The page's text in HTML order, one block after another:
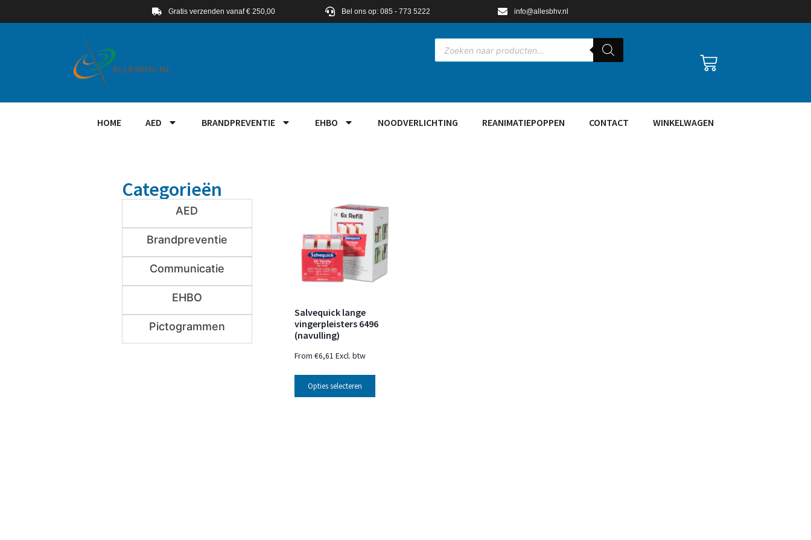
Gratis verzenden vanaf € 250,00 Bel ons op: 085 - 773 5222 info@allesbhv.nl
HOME AED BRANDPREVENTIE EHBO NOODVERLICHTING REANIMATIEPOPPEN CONTACT WINKELWAGEN
Categorieën
AED
Brandpreventie
Communicatie
EHBO
Pictogrammen
Salvequick lange
vingerpleisters 6496
(navulling)
From€6,61 Excl. btw
Opties selecteren